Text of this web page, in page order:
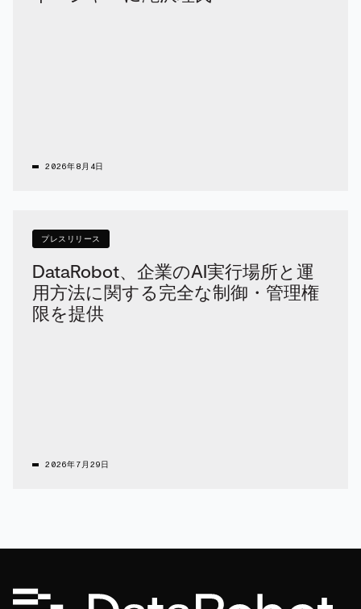
2026年8月4日
プレスリリース
DataRobot、企業のAI実行場所と運
用方法に関する完全な制御・管理権
限を提供
2026年7月29日